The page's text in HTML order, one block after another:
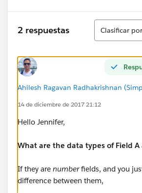
2 respuestas
Ordenar
Clasificar
Ahilesh Ragavan Radhakrishnan
14 de diciembre de 2017 21:12
Hello Jennifer,
What are the data types of Field A
If they are numberfields, and you
difference between them,